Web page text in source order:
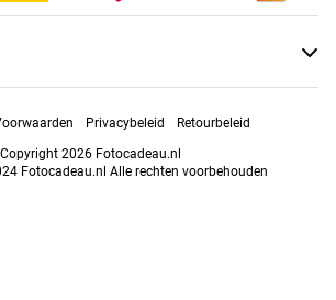
Privacybeleid
Retourbeleid
Copyright 2026 Fotocadeau.nl
Fotocadeau.nl Alle rechten voorbehouden